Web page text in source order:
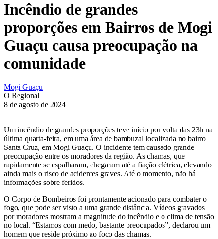
Incêndio de grandes
proporções em Bairros de Mogi
Guaçu causa preocupação na
comunidade
Mogi Guaçu
O Regional
8 de agosto de 2024
Um incêndio de grandes proporções teve início por volta das 23h na
última quarta-feira, em uma área de bambuzal localizada no bairro
Santa Cruz, em Mogi Guaçu. O incidente tem causado grande
preocupação entre os moradores da região. As chamas, que
rapidamente se espalharam, chegaram até a fiação elétrica, elevando
ainda mais o risco de acidentes graves. Até o momento, não há
informações sobre feridos.
O Corpo de Bombeiros foi prontamente acionado para combater o
fogo, que pode ser visto a uma grande distância. Vídeos gravados
por moradores mostram a magnitude do incêndio e o clima de tensão
no local. “Estamos com medo, bastante preocupados”, declarou um
homem que reside próximo ao foco das chamas.